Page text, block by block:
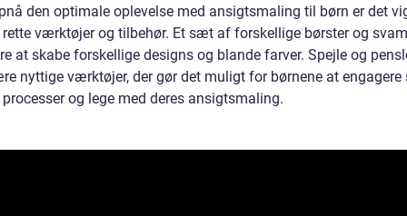
den optimale oplevelse med ansigtsmaling til børn er det
rette værktøjer og tilbehør. Et sæt af forskellige børster og
at skabe forskellige designs og blande farver. Spejle og
nyttige værktøjer, der gør det muligt for børnene at engagere
og lege med deres ansigtsmaling.